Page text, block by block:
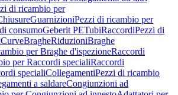
di ricambio per
GuarnizioniPezzi di ricambio per
consumoGeberit PETubiRaccordiPezzi di
CurveBragheRiduzioniBraghe
per Braghe d'ispezioneRaccordi
per Raccordi specialiRaccordi
specialiCollegamentiPezzi di ricambio
a saldareCongiunzioni ad